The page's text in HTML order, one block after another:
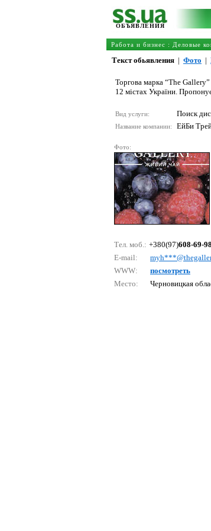
ОБЪЯВЛЕНИЯ
Работа и бизнес : Деловые
Текст обьявления | Фото |
Торгова марка “The
12 містах України.
Вид услуги: Поиск
Название компании: ЕйБи
Фото:
Тел. моб.: +380(97)608-69-98
E-mail:
WWW:
посмотреть
Место:
Черновицкая